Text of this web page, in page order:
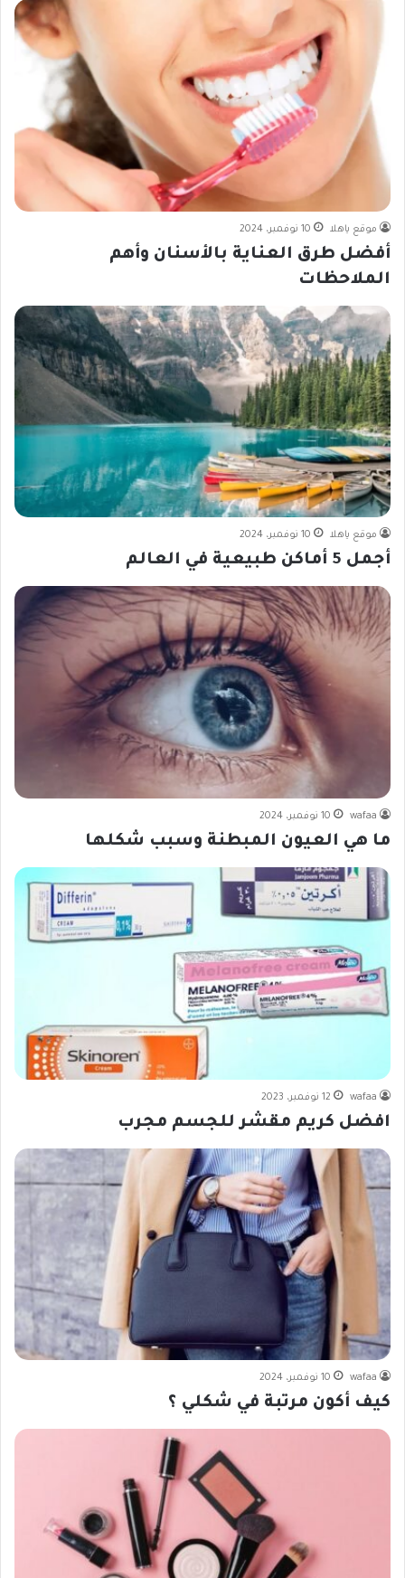
موقع ياهلا 10 نوفمبر، 2024
أفضل طرق العناية بالأسنان وأهم
الملاحظات
موقع ياهلا 10 نوفمبر، 2024
أجمل 5 أماكن طبيعية في العالم
wafaa 10 نوفمبر، 2024
ما هي العيون المبطنة وسبب شكلها
wafaa 12 نوفمبر، 2023
افضل كريم مقشر للجسم مجرب
wafaa 10 نوفمبر، 2024
كيف أكون مرتبة في شكلي ؟